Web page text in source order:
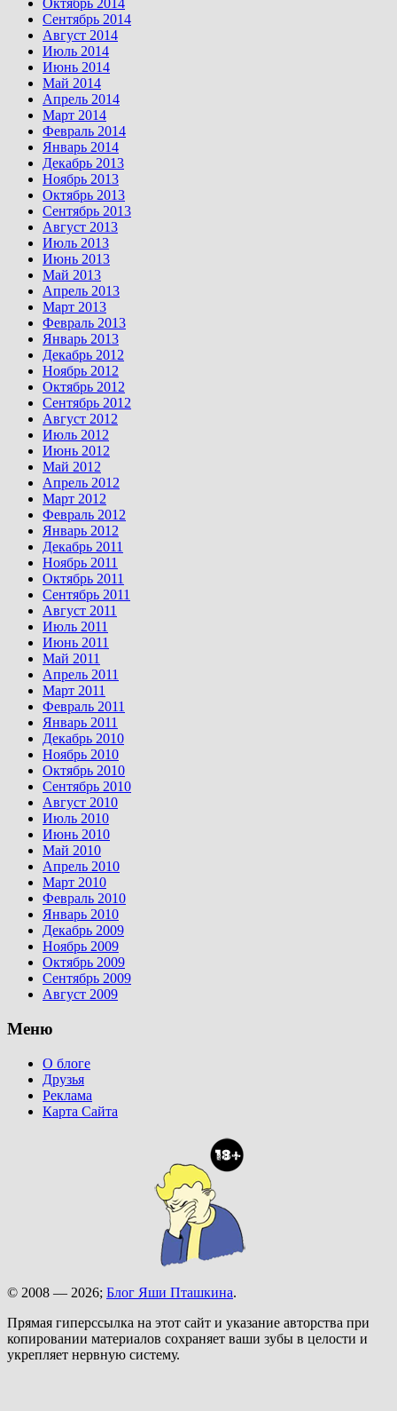
Октябрь 2014
Сентябрь 2014
Август 2014
Июль 2014
Июнь 2014
Май 2014
Апрель 2014
Март 2014
Февраль 2014
Январь 2014
Декабрь 2013
Ноябрь 2013
Октябрь 2013
Сентябрь 2013
Август 2013
Июль 2013
Июнь 2013
Май 2013
Апрель 2013
Март 2013
Февраль 2013
Январь 2013
Декабрь 2012
Ноябрь 2012
Октябрь 2012
Сентябрь 2012
Август 2012
Июль 2012
Июнь 2012
Май 2012
Апрель 2012
Март 2012
Февраль 2012
Январь 2012
Декабрь 2011
Ноябрь 2011
Октябрь 2011
Сентябрь 2011
Август 2011
Июль 2011
Июнь 2011
Май 2011
Апрель 2011
Март 2011
Февраль 2011
Январь 2011
Декабрь 2010
Ноябрь 2010
Октябрь 2010
Сентябрь 2010
Август 2010
Июль 2010
Июнь 2010
Май 2010
Апрель 2010
Март 2010
Февраль 2010
Январь 2010
Декабрь 2009
Ноябрь 2009
Октябрь 2009
Сентябрь 2009
Август 2009
Меню
О блоге
Друзья
Реклама
Карта Сайта
© 2008 — 2026; Блог Яши Пташкина.
Прямая гиперссылка на этот сайт и указание авторства при
копировании материалов сохраняет ваши зубы в целости и
укрепляет нервную систему.